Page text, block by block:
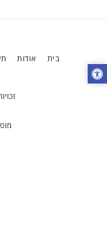
זכויות
בית אודות